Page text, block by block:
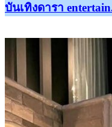
บันเทิงดารา